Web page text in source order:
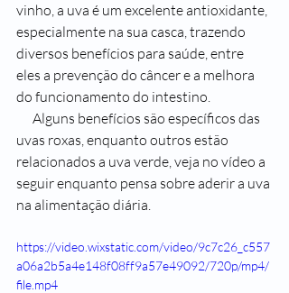
vinho, a uva é um excelente antioxidante,
especialmente na sua casca, trazendo
diversos benefícios para saúde, entre
eles a prevenção do câncer e a melhora
do funcionamento do intestino.
uvas roxas, enquanto outros estão
relacionados a uva verde, veja no vídeo a
seguir enquanto pensa sobre aderir a uva
na alimentação diária.
https://video.wixstatic.com/video/9c7c26_c557
a06a2b5a4e148f08ff9a57e49092/720p/mp4/
file.mp4